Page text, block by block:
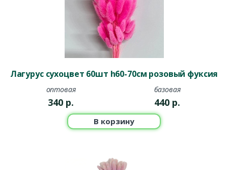
Лагурус сухоцвет 60шт h60-70см розовый фуксия
оптовая
340 р.
базовая
440 р.
В корзину